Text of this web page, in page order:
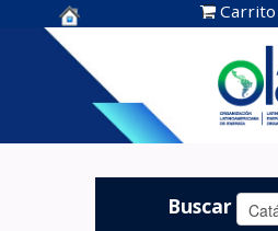
Centro de
Documentación
OLADE -
Carrito
Buscar